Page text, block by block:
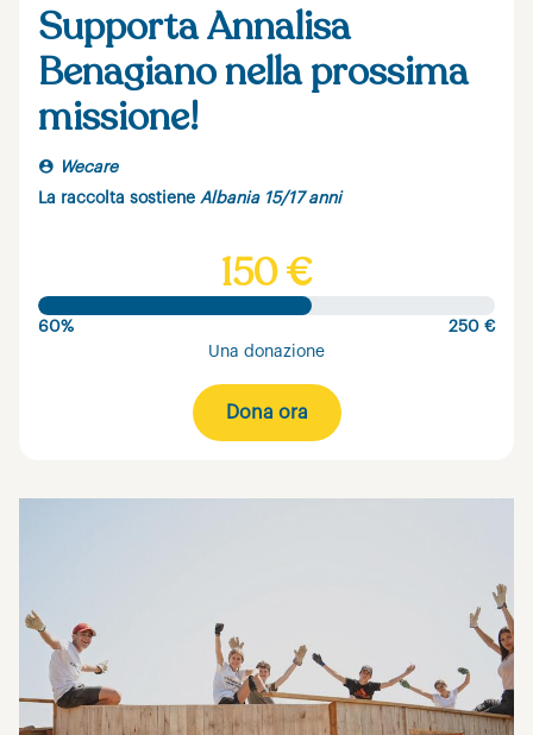
Supporta Annalisa
Benagiano nella prossima
missione!
Wecare
La raccolta sostiene Albania 15/17 anni
150 €
60%
250 €
Una donazione
Dona ora